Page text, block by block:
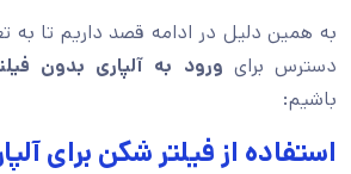
به همین دلیل در ادامه قصد داریم تا به
دسترس برای ورود به آلپاری بدون
باشیم:
استفاده از فیلتر شکن برای